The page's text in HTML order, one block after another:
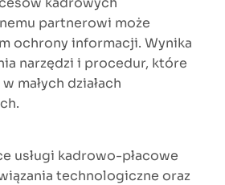
partnerowi może
ochrony informacji. Wynika
narzędzi i procedur, które
małych działach
usługi kadrowo-płacowe
technologiczne oraz